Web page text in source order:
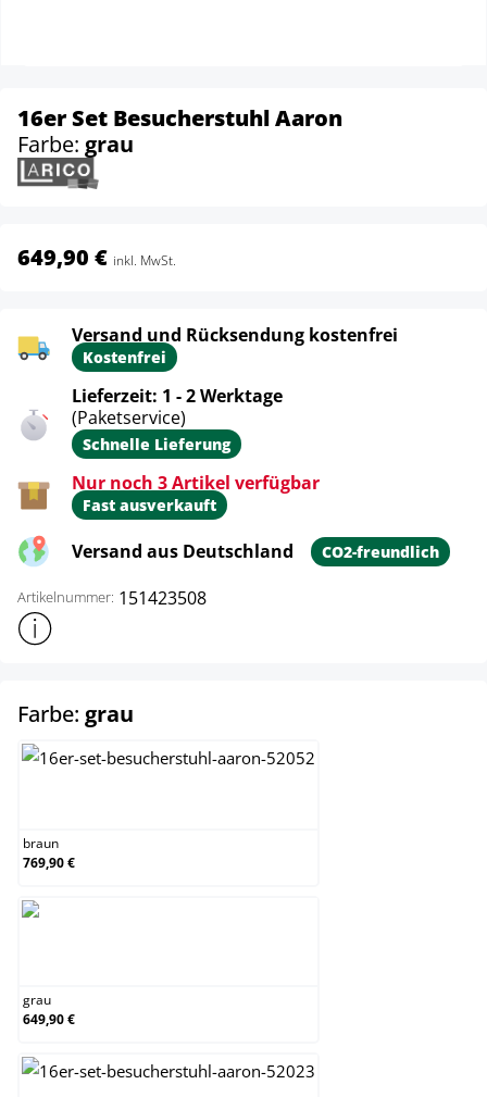
16er Set Besucherstuhl Aaron
Farbe: grau
649,90 € inkl. MwSt.
Versand und Rücksendung kostenfrei
Kostenfrei
Lieferzeit: 1 - 2 Werktage
(Paketservice)
Schnelle Lieferung
Nur noch 3 Artikel verfügbar
Fast ausverkauft
Versand aus Deutschland CO2-freundlich
Artikelnummer: 151423508
Weitere Produktinformationen anzeigen
Farbe: grau
braun
769,90 €
grau
649,90 €